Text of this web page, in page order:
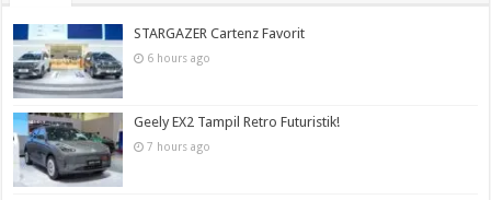
STARGAZER Cartenz Favorit
6 hours ago
Geely EX2 Tampil Retro Futuristik!
7 hours ago